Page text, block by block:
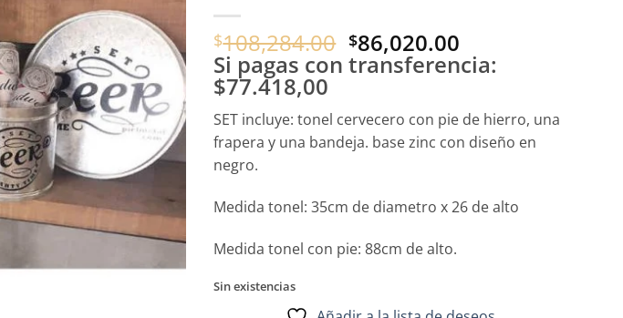
deseos
$108,284.00 El
precio
$108,284.00.
$86,020.00El
precio
es:
$86,020.00.
Si pagas con transferencia:
$77.418,00
SET incluye: tonel cervecero con pie de hierro, una
frapera y una bandeja. base zinc con diseño en
negro.
Medida tonel: 35cm de diametro x 26 de alto
Medida tonel con pie: 88cm de alto.
Sin existencias